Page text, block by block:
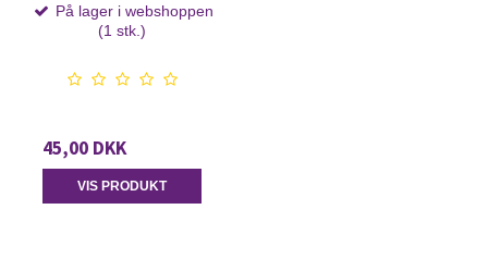
På lager i webshoppen
(1 stk.)
45,00 DKK
VIS PRODUKT